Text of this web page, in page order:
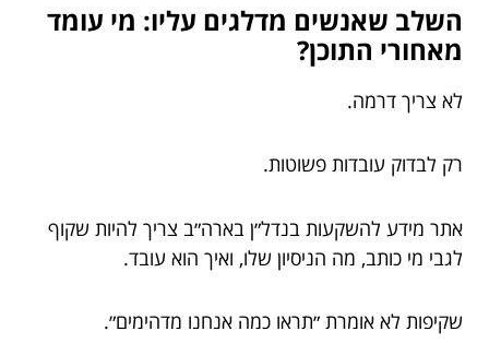
השלב שאנשים מדלגים עליו: מי עומד
מאחורי התוכן?
לא צריך דרמה.
רק לבדוק עובדות פשוטות.
אתר מידע להשקעות בנדל״ן בארה״ב צריך להיות שקוף
לגבי מי כותב, מה הניסיון שלו, ואיך הוא עובד.
שקיפות לא אומרת ״תראו כמה אנחנו מדהימים״.